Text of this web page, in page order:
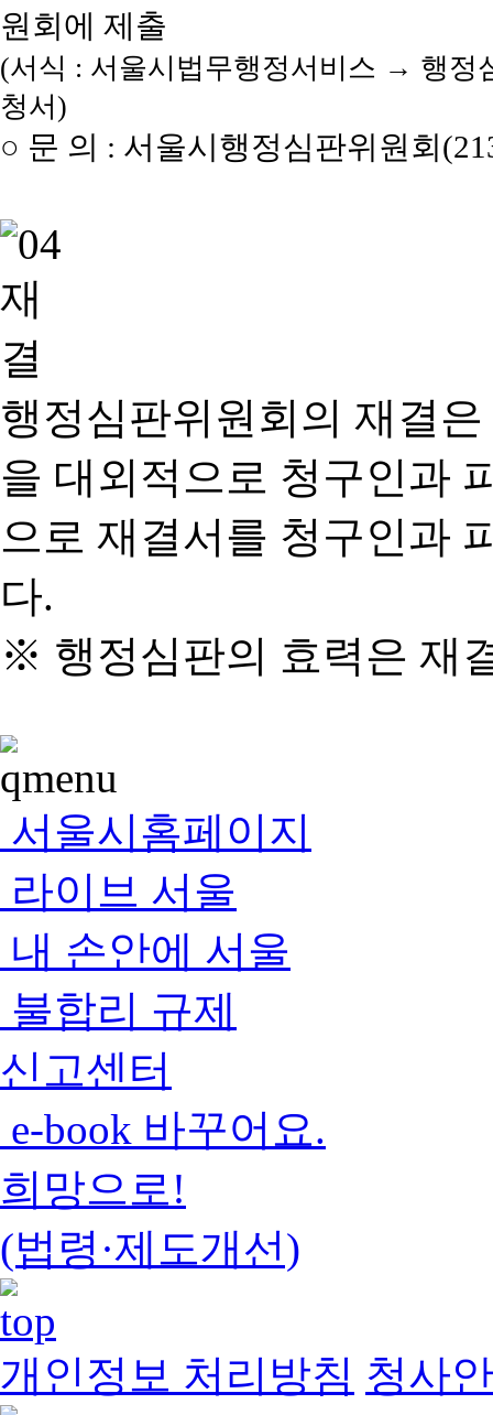
원회에 제출
(서식 : 서울시법무행정서비스 → 행
청서)
○ 문 의 : 서울시행정심판위원회
행정심판위원회의 재결
을 대외적으로 청구인과
으로 재결서를 청구인과
다.
※ 행정심판의 효력은 재
서울시홈페이지
라이브 서울
내 손안에 서울
불합리 규제
신고센터
e-book 바꾸어요.
희망으로!
(법령·제도개선)
개인정보 처리방침 청사